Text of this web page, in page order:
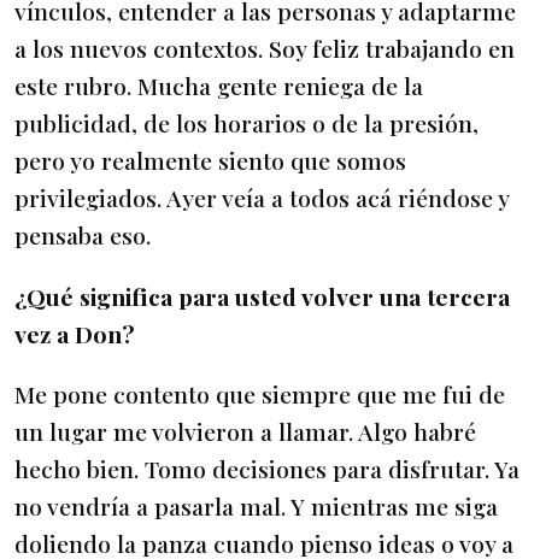
vínculos, entender a las personas y adaptarme
a los nuevos contextos. Soy feliz trabajando en
este rubro. Mucha gente reniega de la
publicidad, de los horarios o de la presión,
pero yo realmente siento que somos
privilegiados. Ayer veía a todos acá riéndose y
pensaba eso.
¿Qué significa para usted volver una tercera
vez a Don?
Me pone contento que siempre que me fui de
un lugar me volvieron a llamar. Algo habré
hecho bien. Tomo decisiones para disfrutar. Ya
no vendría a pasarla mal. Y mientras me siga
doliendo la panza cuando pienso ideas o voy a